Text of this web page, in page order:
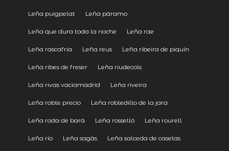
Leña puigpelat Leña páramo
Leña que dura toda la noche Leña rae
Leña rascafría Leña reus Leña ribeira de piquín
Leña ribes de freser Leña riudecols
Leña rivas vaciamadrid Leña riveira
Leña roble precio Leña robledillo de la jara
Leña roda de barà Leña rosselló Leña rourell
Leña río Leña sagàs Leña salceda de caselas